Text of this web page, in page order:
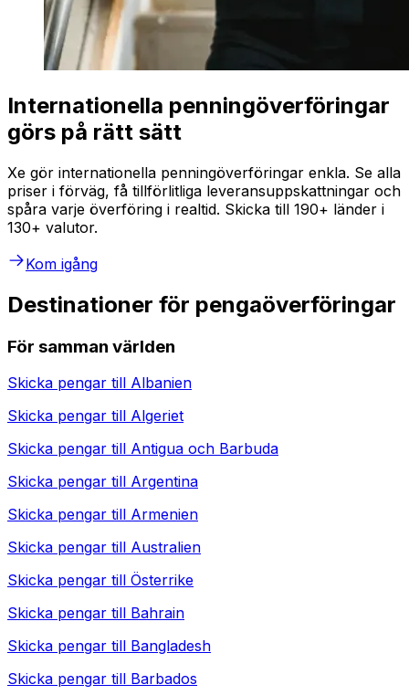
Internationella penningöverföringar
görs på rätt sätt
Xe gör internationella penningöverföringar enkla. Se alla
priser i förväg, få tillförlitliga leveransuppskattningar och
spåra varje överföring i realtid. Skicka till 190+ länder i
130+ valutor.
Kom igång
Destinationer för pengaöverföringar
För samman världen
Skicka pengar till Albanien
Skicka pengar till Algeriet
Skicka pengar till Antigua och Barbuda
Skicka pengar till Argentina
Skicka pengar till Armenien
Skicka pengar till Australien
Skicka pengar till Österrike
Skicka pengar till Bahrain
Skicka pengar till Bangladesh
Skicka pengar till Barbados